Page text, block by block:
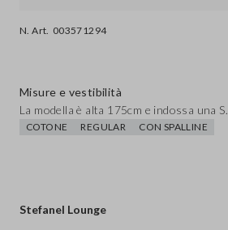
N. Art. 003571294
Misure e vestibilità
La modella è alta 175cm e indossa una S.
COTONE REGULAR CON SPALLINE
Stefanel Lounge